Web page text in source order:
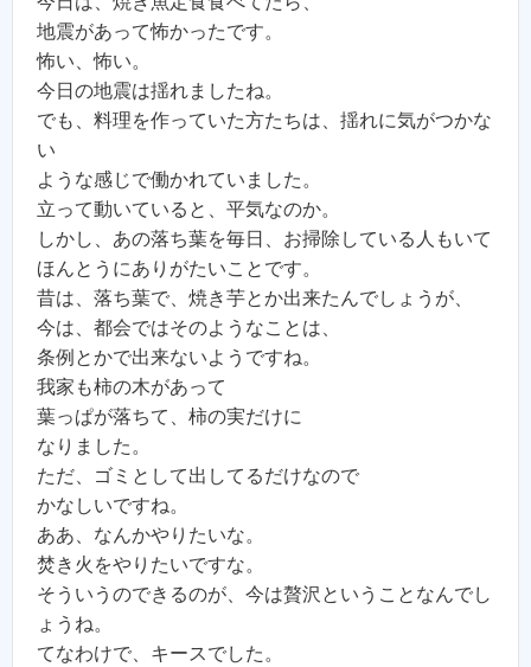
地震があって怖かったです。
怖い、怖い。
今日の地震は揺れましたね。
でも、料理を作っていた方たちは、揺れに気がつかな
い
ような感じで働かれていました。
立って動いていると、平気なのか。
しかし、あの落ち葉を毎日、お掃除している人もいて
ほんとうにありがたいことです。
昔は、落ち葉で、焼き芋とか出来たんでしょうが、
今は、都会ではそのようなことは、
条例とかで出来ないようですね。
我家も柿の木があって
葉っぱが落ちて、柿の実だけに
なりました。
ただ、ゴミとして出してるだけなので
かなしいですね。
ああ、なんかやりたいな。
焚き火をやりたいですな。
そういうのできるのが、今は贅沢ということなんでし
ょうね。
てなわけで、キースでした。